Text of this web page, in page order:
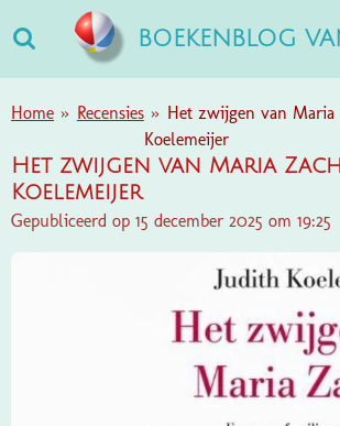
direct
naar
de
BOEKENBLOG
Home » Recensies » Het zwijgen van Maria
Koelemeijer
Het zwijgen van Maria
Koelemeijer
Gepubliceerd op 15 december 2025 om 19:25